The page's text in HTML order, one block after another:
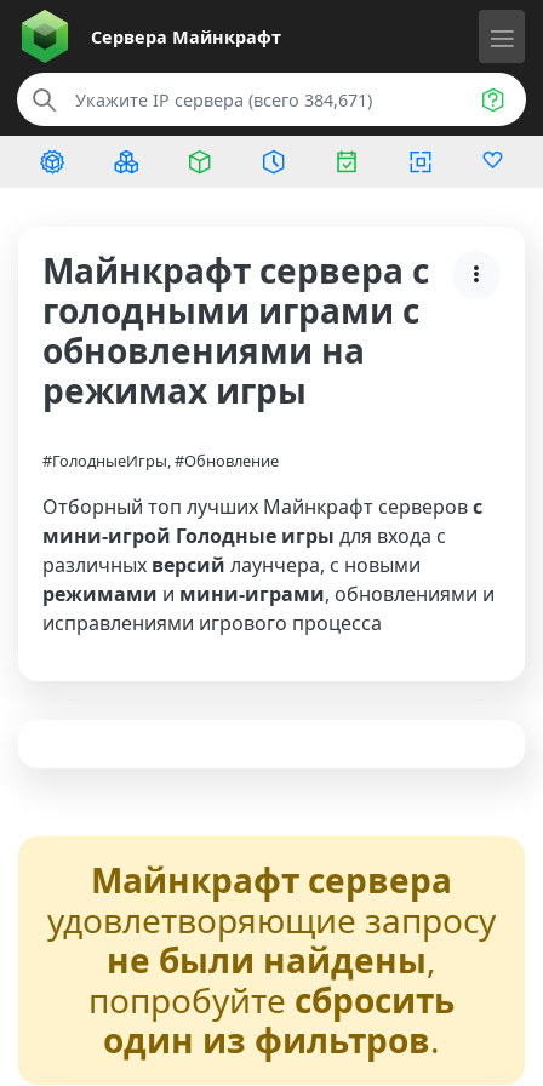
Сервера Майнкрафт
Майнкрафт сервера с
голодными играми с
обновлениями на
режимах игры
#ГолодныеИгры, #Обновление
Отборный топ лучших Майнкрафт серверовс
мини-игрой Голодные игры для входа с
различных версий лаунчера, с новыми
режимами и мини-играми, обновлениями и
исправлениями игрового процесса
Майнкрафт сервера
удовлетворяющие запросу
не были найдены,
попробуйте сбросить
один из фильтров.